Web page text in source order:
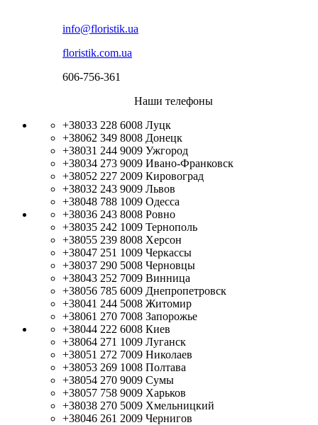
info@floristik.ua
floristik.com.ua
606-756-361
Наши телефоны
+38033 228 6008 Луцк
+38062 349 8008 Донецк
+38031 244 9009 Ужгород
+38034 273 9009 Ивано-Франковск
+38052 227 2009 Кировоград
+38032 243 9009 Львов
+38048 788 1009 Одесса
+38036 243 8008 Ровно
+38035 242 1009 Тернополь
+38055 239 8008 Херсон
+38047 251 1009 Черкассы
+38037 290 5008 Черновцы
+38043 252 7009 Винница
+38056 785 6009 Днепропетровск
+38041 244 5008 Житомир
+38061 270 7008 Запорожье
+38044 222 6008 Киев
+38064 271 1009 Луганск
+38051 272 7009 Николаев
+38053 269 1008 Полтава
+38054 270 9009 Сумы
+38057 758 9009 Харьков
+38038 270 5009 Хмельницкий
+38046 261 2009 Чернигов